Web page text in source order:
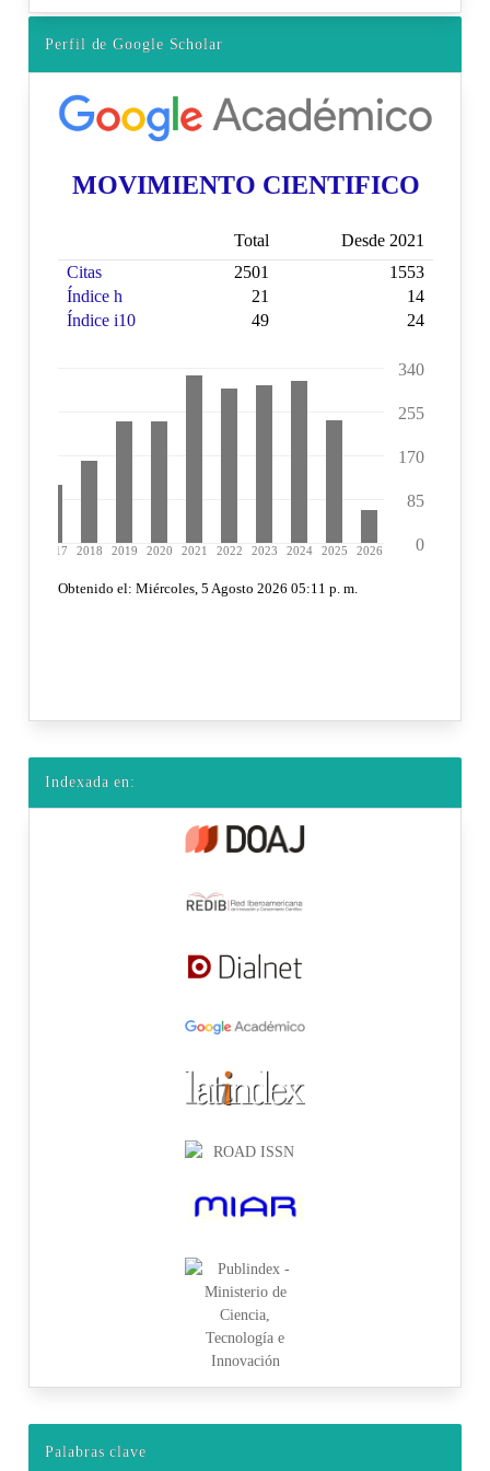
Perfil de Google Scholar
Indexada en:
Palabras clave